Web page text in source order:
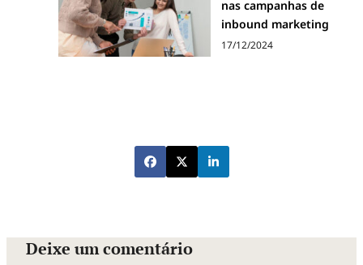
nas campanhas de
inbound marketing
17/12/2024
Deixe um comentário